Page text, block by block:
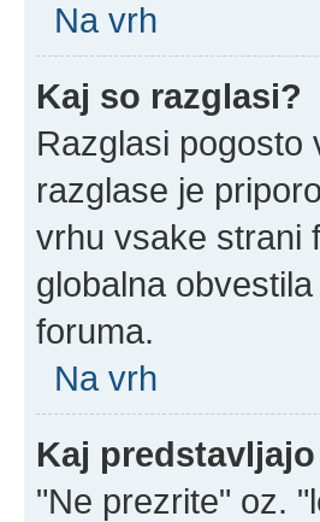
Na vrh
Kaj so razglasi?
Razglasi pogosto
razglase je
vrhu vsake strani
globalna
foruma.
Na vrh
Kaj
"Ne prezrite" oz.